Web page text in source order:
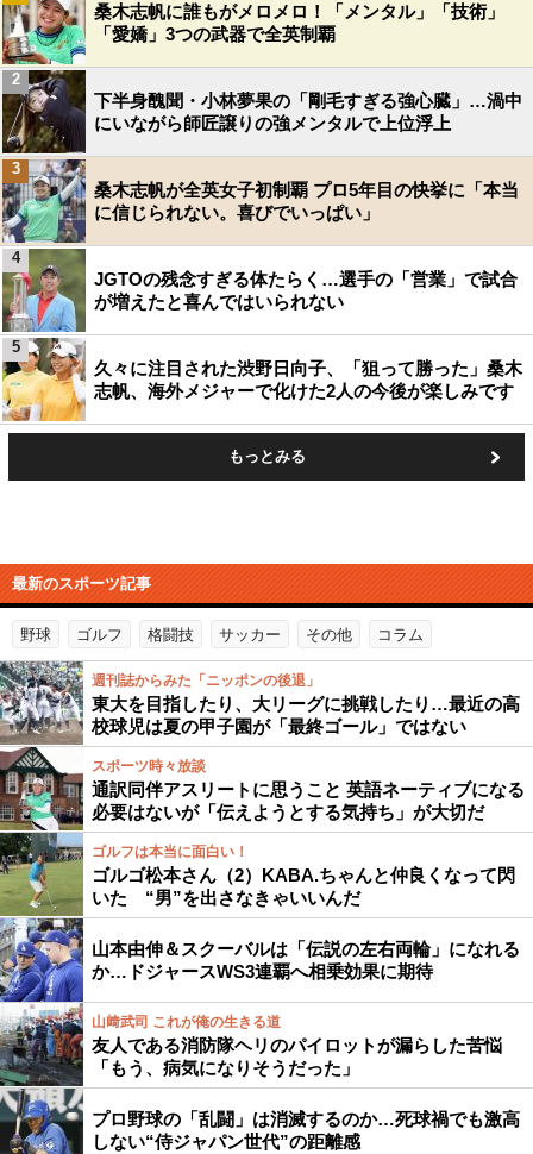
桑木志帆に誰もがメロメロ！「メンタル」「技術」
「愛嬌」3つの武器で全英制覇
下半身醜聞・小林夢果の「剛毛すぎる強心臓」…渦中
にいながら師匠譲りの強メンタルで上位浮上
2
桑木志帆が全英女子初制覇 プロ5年目の快挙に「本当
に信じられない。喜びでいっぱい」
3
JGTOの残念すぎる体たらく…選手の「営業」で試合
が増えたと喜んではいられない
4
久々に注目された渋野日向子、「狙って勝った」桑木
志帆、海外メジャーで化けた2人の今後が楽しみです
5
もっとみる
最新のスポーツ記事
野球 ゴルフ 格闘技 サッカー その他 コラム
週刊誌からみた「ニッポンの後退」
東大を目指したり、大リーグに挑戦したり…最近の高
校球児は夏の甲子園が「最終ゴール」ではない
スポーツ時々放談
通訳同伴アスリートに思うこと 英語ネーティブになる
必要はないが「伝えようとする気持ち」が大切だ
ゴルフは本当に面白い！
ゴルゴ松本さん（2）KABA.ちゃんと仲良くなって閃
いた “男”を出さなきゃいいんだ
山本由伸＆スクーバルは「伝説の左右両輪」になれる
か…ドジャースWS3連覇へ相乗効果に期待
山﨑武司 これが俺の生きる道
友人である消防隊ヘリのパイロットが漏らした苦悩
「もう、病気になりそうだった」
プロ野球の「乱闘」は消滅するのか…死球禍でも激高
しない“侍ジャパン世代”の距離感